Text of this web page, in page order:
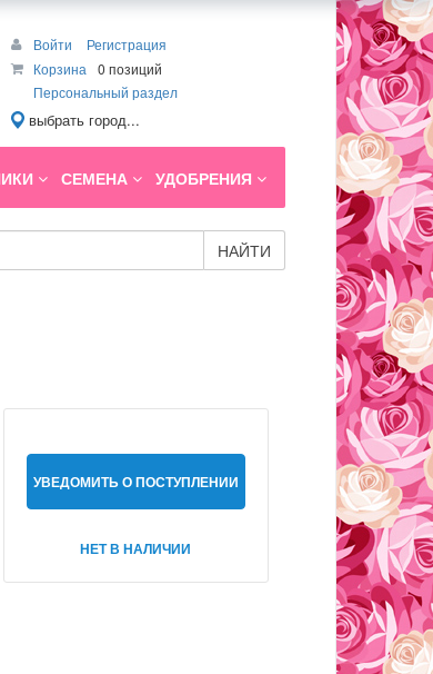
Войти
Регистрация
Корзина
0 позиций
Персональный раздел
выбрать город...
СЕМЕНА УДОБРЕНИЯ
НАЙТИ
УВЕДОМИТЬ О ПОСТУПЛЕНИИ
НЕТ В НАЛИЧИИ